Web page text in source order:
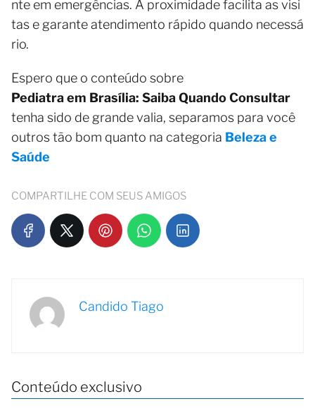
nte em emergências. A proximidade facilita as visi
tas e garante atendimento rápido quando necessá
rio.
Espero que o conteúdo sobre
Pediatra em Brasília: Saiba Quando Consultar
tenha sido de grande valia, separamos para você
outros tão bom quanto na categoria Beleza e
Saúde
COMPARTILHE COM SEUS AMIGOS
Candido Tiago
Conteúdo exclusivo